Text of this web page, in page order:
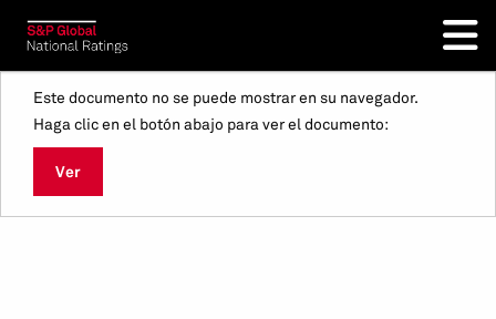
Este documento no se puede mostrar en su navegador.
Haga clic en el botón abajo para ver el documento:
Ver